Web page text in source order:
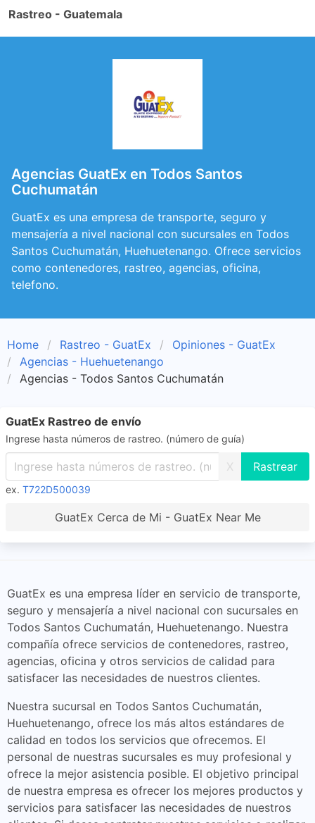
Rastreo - Guatemala
Agencias GuatEx en Todos Santos
Cuchumatán
GuatEx es una empresa de transporte, seguro y
mensajería a nivel nacional con sucursales en Todos
Santos Cuchumatán, Huehuetenango. Ofrece servicios
como contenedores, rastreo, agencias, oficina,
telefono.
Home Rastreo - GuatEx
Opiniones - GuatEx
Agencias - Huehuetenango
Agencias - Todos Santos Cuchumatán
GuatEx Rastreo de envío
Ingrese hasta números de rastreo. (número de guía)
X
ex. T722D500039
GuatEx Cerca de Mi - GuatEx Near Me
GuatEx es una empresa líder en servicio de transporte,
seguro y mensajería a nivel nacional con sucursales en
Todos Santos Cuchumatán, Huehuetenango. Nuestra
compañía ofrece servicios de contenedores, rastreo,
agencias, oficina y otros servicios de calidad para
satisfacer las necesidades de nuestros clientes.
Nuestra sucursal en Todos Santos Cuchumatán,
Huehuetenango, ofrece los más altos estándares de
calidad en todos los servicios que ofrecemos. El
personal de nuestras sucursales es muy profesional y
ofrece la mejor asistencia posible. El objetivo principal
de nuestra empresa es ofrecer los mejores productos y
servicios para satisfacer las necesidades de nuestros